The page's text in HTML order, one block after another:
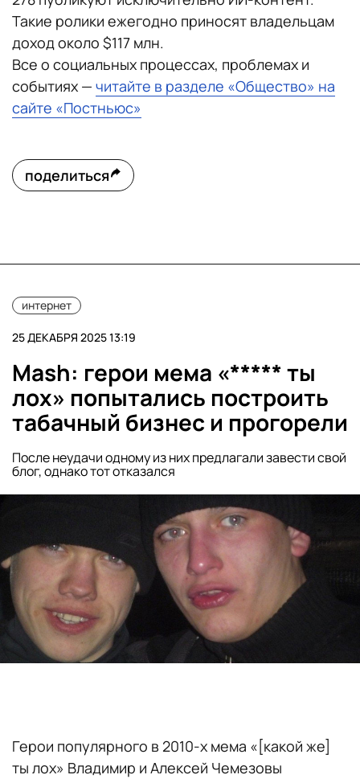
Такие ролики ежегодно приносят владельцам
доход около $117 млн.
Все о социальных процессах, проблемах и
событиях — читайте в разделе «Общество» на
сайте «Постньюс»
поделиться
интернет
25 ДЕКАБРЯ 2025 13:19
Mash: герои мема «***** ты
лох» попытались построить
табачный бизнес и прогорели
После неудачи одному из них предлагали завести свой
блог, однако тот отказался
Герои популярного в 2010-х мема «[какой же]
ты лох» Владимир и Алексей Чемезовы